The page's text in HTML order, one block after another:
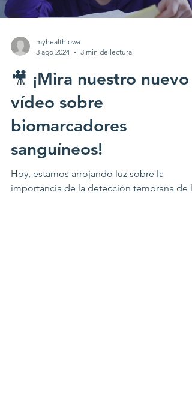
myhealthiowa
3 ago 2024
3 min de lectura
🎥 ¡Mira nuestro nuevo
vídeo sobre
biomarcadores
sanguíneos!
Hoy, estamos arrojando luz sobre la
importancia de la detección temprana de la